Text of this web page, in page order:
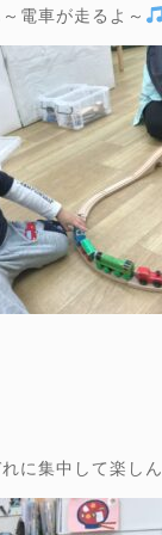
電車が走るよ～
に集中して楽しん